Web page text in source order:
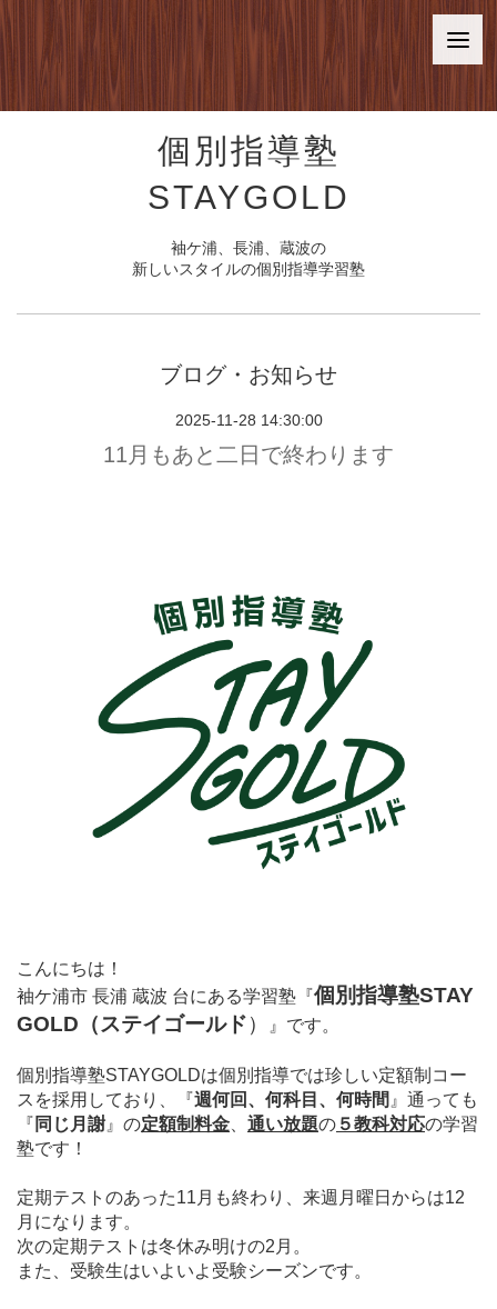
個別指導塾
STAYGOLD
袖ケ浦、長浦、蔵波の
新しいスタイルの個別指導学習塾
ブログ・お知らせ
2025-11-28 14:30:00
11月もあと二日で終わります
こんにちは！
袖ケ浦市 長浦 蔵波 台にある学習塾 『個別指導塾STAY
GOLD（ステイゴールド） 』 です。
個別指導塾STAYGOLDは個別指導では珍しい定額制コー
スを採用しており、
『週何回、何科目、何時間 』通っても
『 同じ月謝 』の定額制料金 通い放題の ５教科対応の学習
塾です！
定期テストのあった11月も終わり、来週月曜日からは12
月になります。
次の定期テストは冬休み明けの2月。
また、受験生はいよいよ受験シーズンです。